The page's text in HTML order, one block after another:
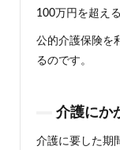
100万円を超え
公的介護保険を
るのです。
介護にか
介護に要した期